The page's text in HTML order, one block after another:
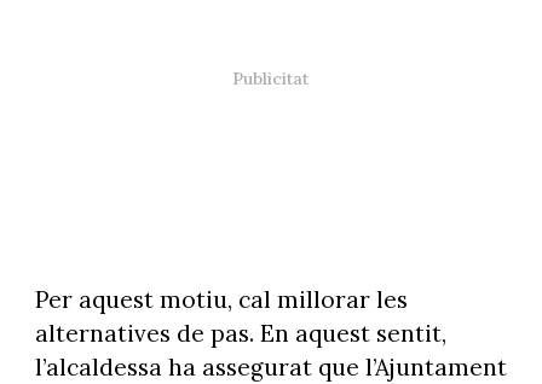
Per aquest motiu, cal millorar les
alternatives de pas. En aquest sentit,
l’alcaldessa ha assegurat que l’Ajuntament